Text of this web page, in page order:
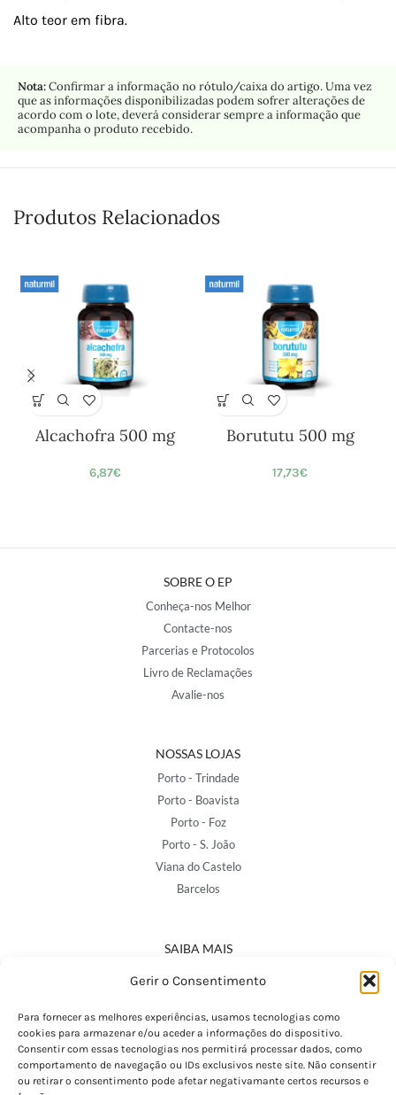
Gerir o Consentimento
Para fornecer as melhores experiências, usamos tecnologias como
cookies para armazenar e/ou aceder a informações do dispositivo.
Consentir com essas tecnologias nos permitirá processar dados, como
comportamento de navegação ou IDs exclusivos neste site. Não consentir
ou retirar o consentimento pode afetar negativamante certos recursos e
Alto teor em fibra.
Nota:Confirmar a informação no rótulo/caixa do artigo. Uma vez
que as informações disponibilizadas podem sofrer alterações de
acordo com o lote, deverá considerar sempre a informação que
acompanha o produto recebido.
Produtos Relacionados
Alcachofra 500 mg
6,87€
Borututu 500 mg
17,73€
SOBRE O EP
Conheça-nos Melhor
Contacte-nos
Parcerias e Protocolos
Livro de Reclamações
Avalie-nos
NOSSAS LOJAS
Porto - Trindade
Porto - Boavista
Porto - Foz
Porto - S. João
Viana do Castelo
Barcelos
SAIBA MAIS
Política de Privacidade
Termos e Condições
Perguntas Frequentes
Custos de Envio
Encomendas Internacionais